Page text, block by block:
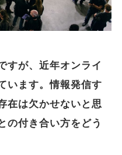
すが、近年オンライ
います。情報発信す
在は欠かせないと思
の付き合い方をどう